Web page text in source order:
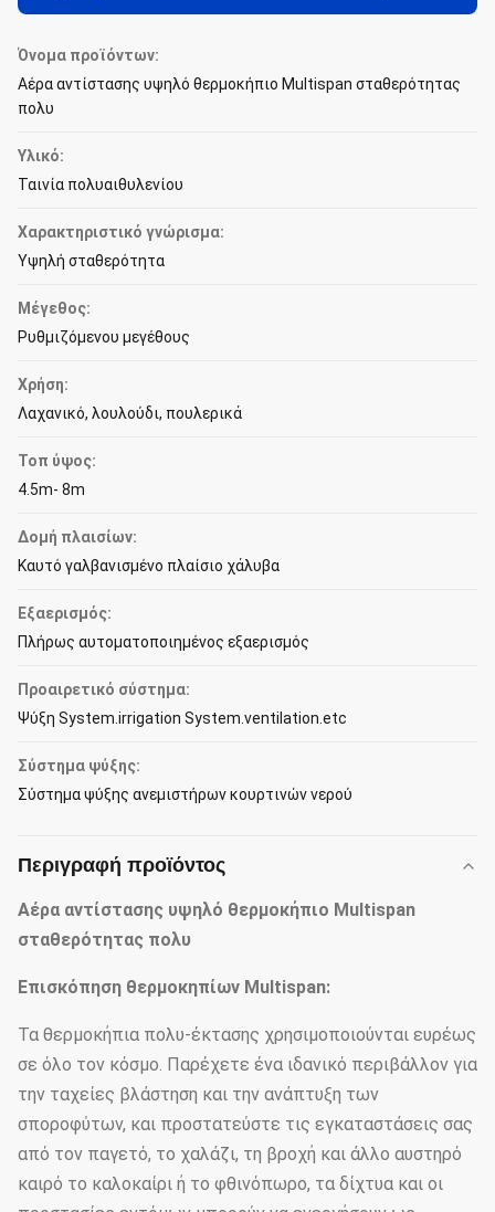
Όνομα προϊόντων:
Αέρα αντίστασης υψηλό θερμοκήπιο Multispan σταθερότητας
πολυ
Υλικό:
Ταινία πολυαιθυλενίου
Χαρακτηριστικό γνώρισμα:
Υψηλή σταθερότητα
Μέγεθος:
Ρυθμιζόμενου μεγέθους
Χρήση:
Λαχανικό, λουλούδι, πουλερικά
Τοπ ύψος:
4.5m- 8m
Δομή πλαισίων:
Καυτό γαλβανισμένο πλαίσιο χάλυβα
Εξαερισμός:
Πλήρως αυτοματοποιημένος εξαερισμός
Προαιρετικό σύστημα:
Ψύξη System.irrigation System.ventilation.etc
Σύστημα ψύξης:
Σύστημα ψύξης ανεμιστήρων κουρτινών νερού
Περιγραφή προϊόντος
Αέρα αντίστασης υψηλό θερμοκήπιο Multispan
σταθερότητας πολυ
Επισκόπηση θερμοκηπίων Multispan:
Τα θερμοκήπια πολυ-έκτασης χρησιμοποιούνται ευρέως
σε όλο τον κόσμο. Παρέχετε ένα ιδανικό περιβάλλον για
την ταχείες βλάστηση και την ανάπτυξη των
σποροφύτων, και προστατεύστε τις εγκαταστάσεις σας
από τον παγετό, το χαλάζι, τη βροχή και άλλο αυστηρό
καιρό το καλοκαίρι ή το φθινόπωρο, τα δίχτυα και οι